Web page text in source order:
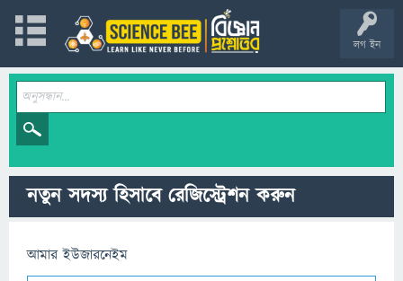
লগ ইন
নতুন সদস্য হিসাবে রেজিস্ট্রেশন করুন
আমার ইউজারনেইম